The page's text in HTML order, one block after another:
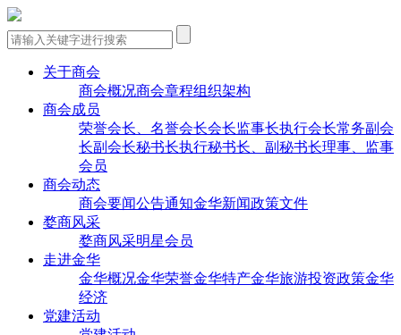
关于商会
商会概况商会章程组织架构
商会成员
荣誉会长、名誉会长会长监事长执行会长常务副会
长副会长秘书长执行秘书长、副秘书长理事、监事
会员
商会动态
商会要闻公告通知金华新闻政策文件
婺商风采
婺商风采明星会员
走进金华
金华概况金华荣誉金华特产金华旅游投资政策金华
经济
党建活动